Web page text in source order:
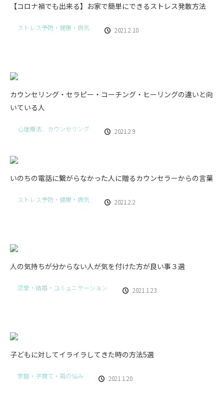
【コロナ禍でも出来る】お家で簡単にできるストレス発散方法
ストレス予防・健康・病気 2021.2.10
カウンセリング・セラピー・コーチング・ヒーリングの違いと向
いている人
心理療法、カウンセリング 2021.2.9
いのちの電話に繋がらなかった人に贈るカウンセラーからの言葉
ストレス予防・健康・病気 2021.2.2
人の気持ちが分からない人が気を付けた方が良い事３選
恋愛・結婚・コミュニケーション 2021.1.23
子どもに対してイライラしてきた時の方法5選
家庭・子育て・親の悩み 2021.1.20